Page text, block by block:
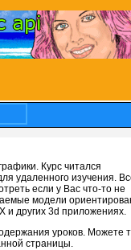
Курс читался
удаленного изучения.
если у Вас что-то не
модели
и других 3d приложениях.
уроков. Можете
страницы.